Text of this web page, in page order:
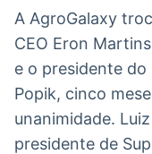
A AgroGalaxy
CEO Eron
e o presidente
Popik, cinco
unanimidade.
presidente de